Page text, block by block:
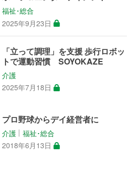
福祉･総合
2025年9月23日
「立って調理」を支援 歩行ロボッ
トで運動習慣 SOYOKAZE
介護
2025年7月18日
プロ野球からデイ経営者に
介護 │福祉･総合
2018年6月13日